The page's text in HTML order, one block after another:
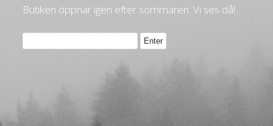
Butiken öppnar igen efter sommaren. Vi ses då!